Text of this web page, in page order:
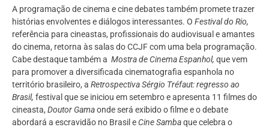
A programação de cinema e cine debates também promete trazer
histórias envolventes e diálogos interessantes. O Festival do Rio,
referência para cineastas, profissionais do audiovisual e amantes
do cinema, retorna às salas do CCJF com uma bela programação.
Cabe destaque também a Mostra de Cinema Espanhol, que vem
para promover a diversificada cinematografia espanhola no
território brasileiro, a Retrospectiva Sérgio Tréfaut: regresso ao
Brasil, festival que se iniciou em setembro e apresenta 11 filmes do
cineasta, Doutor Gamaonde será exibido o filme e o debate
abordará a escravidão no Brasil eCine Sambaque celebra o